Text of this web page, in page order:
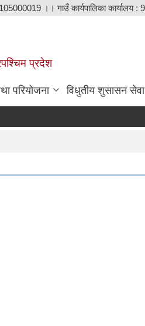
।। गाउँ कार्यपालिका
प्रदेश
परियोजना विधुतीय शुसासन सेवा